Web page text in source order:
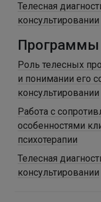
Телесная
консультировании
Программы
Роль телесных
и понимании его
консультировании
Работа с
особенностями
психотерапии
Телесная
консультировании